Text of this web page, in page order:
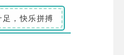
足，快乐拼搏